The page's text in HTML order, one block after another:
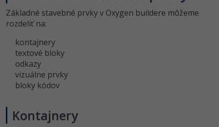
-80%
Photoshop
Adobe Illustrator
Adobe XD
Príbehy absolventov
Blog
Médiá
Kariéra
Základné stavebné prvky v Oxygen buildere môžeme
rozdeliť na:
kontajnery
textové bloky
odkazy
vizuálne prvky
bloky kódov
Kontajnery